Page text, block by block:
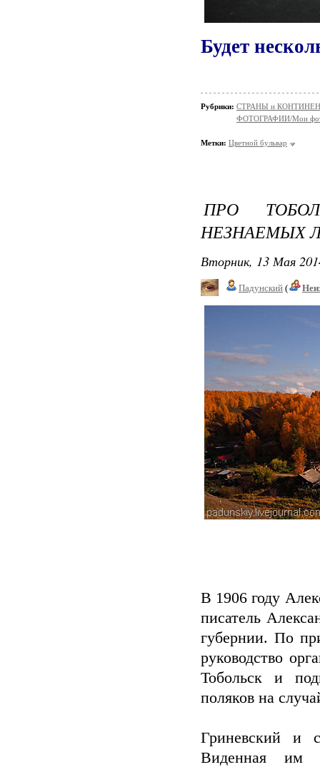
Будет
Рубрики: СТРАНЫ и
ФОТОГРАФИИ/Мои
Метки: Цветной бульвар
ПРО
НЕЗНАЕМЫХ
Вторник, 13 Мая
Падунский (
В 1906 году
писатель
губернии. По
руководство
Тобольск и
поляков на
Гриневский и
Виденная им